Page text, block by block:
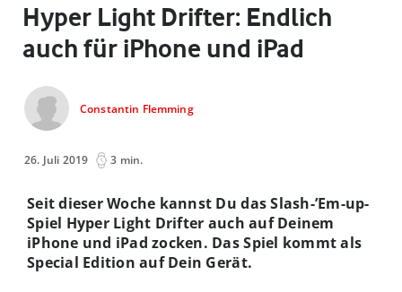
Hyper Light Drifter: Endlich
auch für iPhone und iPad
Constantin Flemming
26. Juli 2019 3 min.
Seit dieser Woche kannst Du das Slash-’Em-up-
Spiel Hyper Light Drifter auch auf Deinem
iPhone und iPad zocken. Das Spiel kommt als
Special Edition auf Dein Gerät.